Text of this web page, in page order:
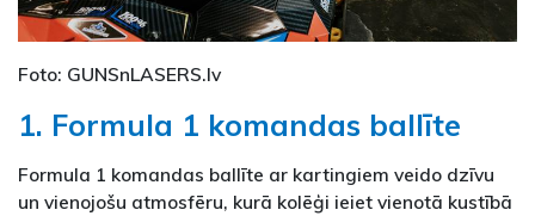
Foto: GUNSnLASERS.lv
1. Formula 1 komandas ballīte
Formula 1 komandas ballīte ar kartingiem veido dzīvu
un vienojošu atmosfēru, kurā kolēģi ieiet vienotā kustībā